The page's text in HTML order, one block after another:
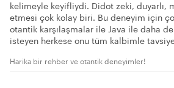
kelimeyle keyifliydi. Didot zeki, duyarlı,
etmesi çok kolay biri. Bu deneyim için
otantik karşılaşmalar ile Java ile daha
isteyen herkese onu tüm kalbimle
Harika bir rehber ve otantik deneyimler!